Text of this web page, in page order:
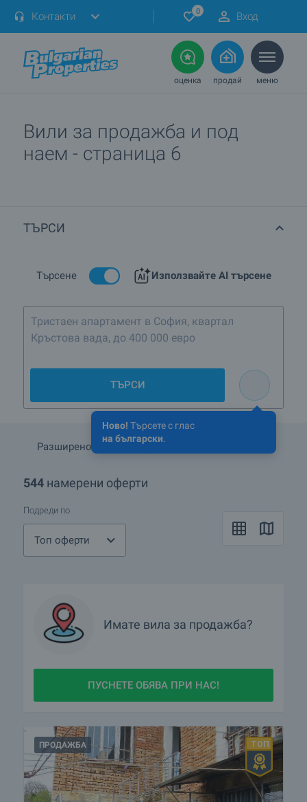
Контакти 0 Вход
оценка продай меню
Вили за продажба и под
наем - страница 6
ТЪРСИ
Търсене Използвайте AI търсене
Ново! Търсете с глас
на български.
Тристаен апартамент в София, квартал
Кръстова вада, до 400 000 евро
ТЪРСИ
Разширено търсене
544 намерени оферти
Подреди по
Топ оферти
Имате вилa за продажба?
ПУСНЕТЕ ОБЯВА ПРИ НАС!
ПРОДАЖБА